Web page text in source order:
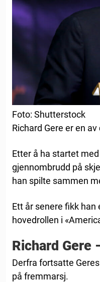
Foto: Shutterstock
Richard Gere er en
Etter å ha startet
gjennombrudd på
han spilte sammen
Ett år senere fikk han
hovedrollen i
Richard Gere
Derfra fortsatte
på fremmarsj.